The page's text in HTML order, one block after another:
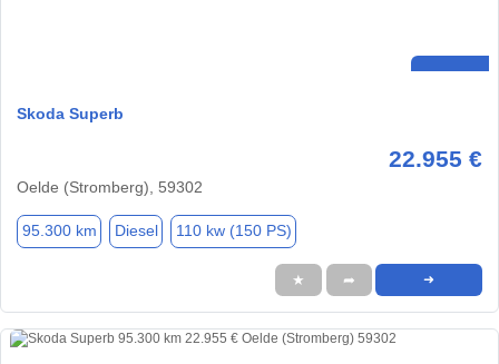
Skoda Superb
22.955 €
Oelde (Stromberg), 59302
95.300 km Diesel 110 kw (150 PS)
★ ➦ ➜